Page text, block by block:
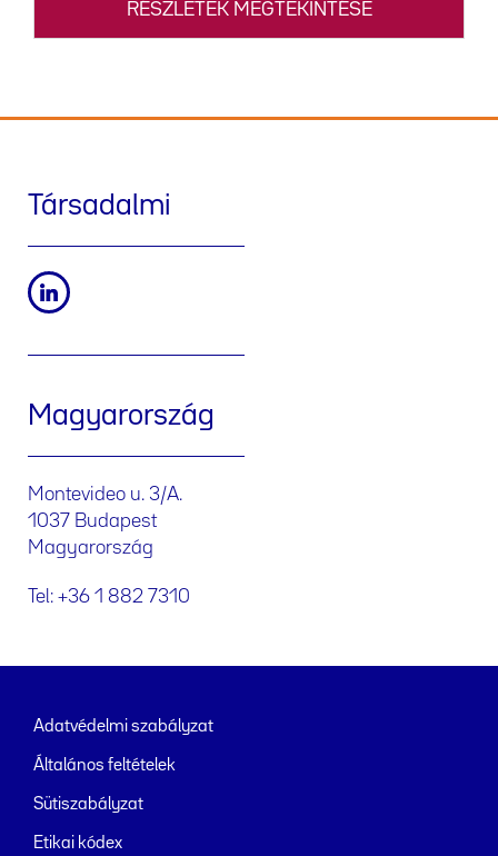
RÉSZLETEK MEGTEKINTÉSE
Társadalmi
Magyarország
Montevideo u. 3/A.
1037 Budapest
Magyarország
Tel: +36 1 882 7310
Adatvédelmi szabályzat
Általános feltételek
Sütiszabályzat
Etikai kódex